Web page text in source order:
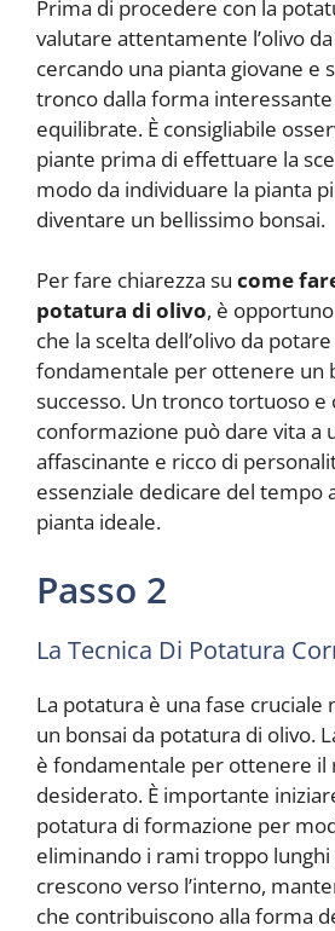
Prima di procedere con la
valutare attentamente l’olivo
cercando una pianta giovane e
tronco dalla forma
equilibrate. È consigliabile
piante prima di effettuare la
modo da individuare la pianta
diventare un bellissimo bonsai.
Per fare chiarezza su come
potatura di olivo, è
che la scelta dell’olivo da
fondamentale per ottenere un
successo. Un tronco tortuoso e
conformazione può dare vita a
affascinante e ricco di
essenziale dedicare del tempo
pianta ideale.
Passo 2
La Tecnica Di Potatura
La potatura è una fase cruciale
un bonsai da potatura di olivo.
è fondamentale per ottenere il
desiderato. È importante
potatura di formazione per
eliminando i rami troppo lunghi
crescono verso l’interno,
che contribuiscono alla forma